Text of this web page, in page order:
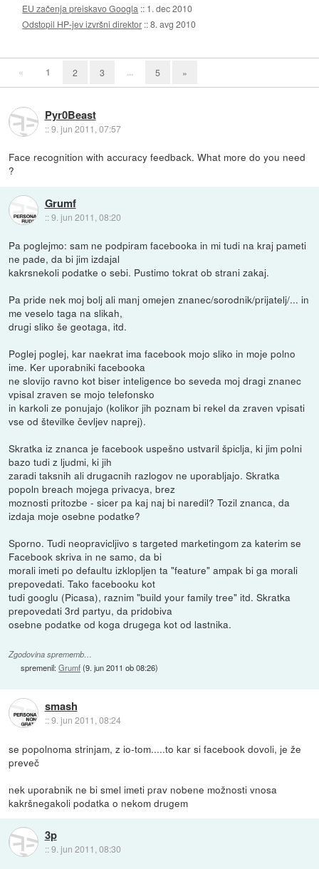
EU začenja preiskavo Googla :: 1. dec 2010
Odstopil HP-jev izvršni direktor ::8. avg 2010
« 1 2 3 ... 5 »
Pyr0Beast
::9. jun 2011, 07:57
Face recognition with accuracy feedback. What more do you need
?
Grumf
::9. jun 2011, 08:20
Pa poglejmo: sam ne podpiram facebooka in mi tudi na kraj pameti
ne pade, da bi jim izdajal
kakrsnekoli podatke o sebi. Pustimo tokrat ob strani zakaj.
Pa pride nek moj bolj ali manj omejen znanec/sorodnik/prijatelj/... in
me veselo taga na slikah,
drugi sliko še geotaga, itd.
Poglej poglej, kar naekrat ima facebook mojo sliko in moje polno
ime. Ker uporabniki facebooka
ne slovijo ravno kot biser inteligence bo seveda moj dragi znanec
vpisal zraven se mojo telefonsko
in karkoli ze ponujajo (kolikor jih poznam bi rekel da zraven vpisati
vse od številke čevljev naprej).
Skratka iz znanca je facebook uspešno ustvaril špiclja, ki jim polni
bazo tudi z ljudmi, ki jih
zaradi taksnih ali drugacnih razlogov ne uporabljajo. Skratka
popoln breach mojega privacya, brez
moznosti pritozbe - sicer pa kaj naj bi naredil? Tozil znanca, da
izdaja moje osebne podatke?
Sporno. Tudi neopravicljivo s targeted marketingom za katerim se
Facebook skriva in ne samo, da bi
morali imeti po defaultu izklopljen ta "feature" ampak bi ga morali
prepovedati. Tako facebooku kot
tudi googlu (Picasa), raznim "build your family tree" itd. Skratka
prepovedati 3rd partyu, da pridobiva
osebne podatke od koga drugega kot od lastnika.
Zgodovina sprememb…
spremenil:Grumf(9. jun 2011 ob 08:26)
smash
::9. jun 2011, 08:24
se popolnoma strinjam, z io-tom.....to kar si facebook dovoli, je že
preveč
nek uporabnik ne bi smel imeti prav nobene možnosti vnosa
kakršnegakoli podatka o nekom drugem
3p
::9. jun 2011, 08:30